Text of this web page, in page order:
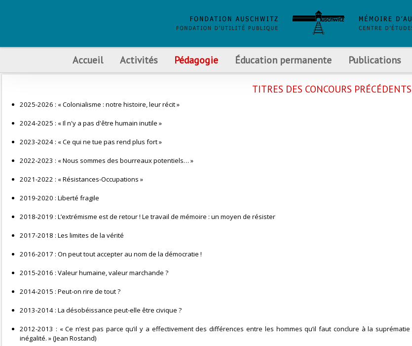
Accueil Activités Pédagogie Éducation permanente Publications
TITRES DES CONCOURS PRÉCÉDENTS
2025-2026 : « Colonialisme : notre histoire, leur récit »
2024-2025 : « Il n'y a pas d'être humain inutile »
2023-2024 : « Ce qui ne tue pas rend plus fort »
2022-2023 : « Nous sommes des bourreaux potentiels… »
2021-2022 : « Résistances-Occupations »
2019-2020 : Liberté fragile
2018-2019 : L’extrémisme est de retour ! Le travail de mémoire : un moyen de résister
2017-2018 : Les limites de la vérité
2016-2017 : On peut tout accepter au nom de la démocratie !
2015-2016 : Valeur humaine, valeur marchande ?
2014-2015 : Peut-on rire de tout ?
2013-2014 : La désobéissance peut-elle être civique ?
2012-2013 : « Ce n’est pas parce qu’il y a effectivement des différences entre les hommes qu’il faut conclure à la
inégalité. » (Jean Rostand)